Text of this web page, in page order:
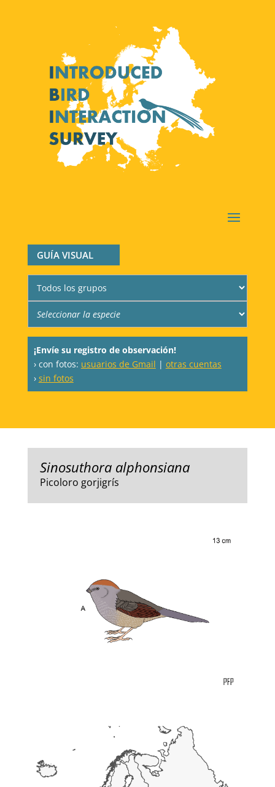
GUÍA VISUAL
¡Envíe su registro de observación!
› con fotos: usuarios de Gmail | otras cuentas
› sin fotos
Sinosuthora alphonsiana
Picoloro gorjigrís